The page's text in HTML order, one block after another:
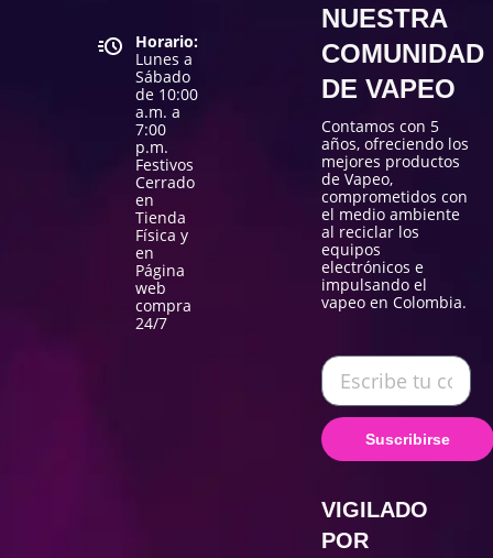
Horario:
Lunes a
Sábado
de 10:00
a.m. a
7:00
p.m.
Festivos
Cerrado
en
Tienda
Física y
en
Página
web
compra
24/7
NUESTRA
COMUNIDAD
DE VAPEO
Contamos con 5
años, ofreciendo los
mejores productos
de Vapeo,
comprometidos con
el medio ambiente
al reciclar los
equipos
electrónicos e
impulsando el
vapeo en Colombia.
Suscribirse
VIGILADO
POR